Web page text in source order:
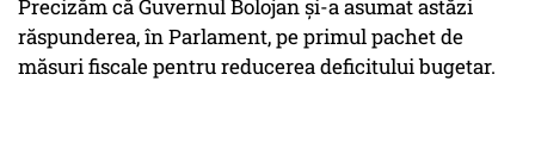
Precizăm că Guvernul Bolojan şi-a asumat astăzi
răspunderea, în Parlament, pe primul pachet de
măsuri fiscale pentru reducerea deficitului bugetar.